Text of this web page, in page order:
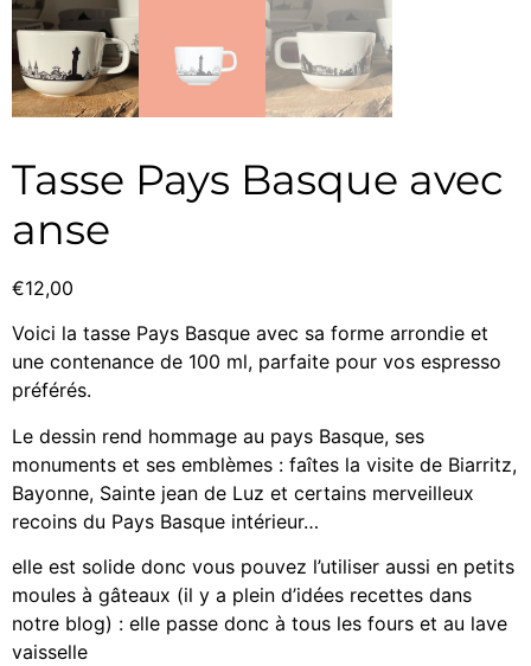
Tasse Pays Basque avec
anse
€12,00
Voici la tasse Pays Basque avec sa forme arrondie et
une contenance de 100 ml, parfaite pour vos espresso
préférés.
Le dessin rend hommage au pays Basque, ses
monuments et ses emblèmes : faîtes la visite de Biarritz,
Bayonne, Sainte jean de Luz et certains merveilleux
recoins du Pays Basque intérieur…
elle est solide donc vous pouvez l’utiliser aussi en petits
moules à gâteaux (il y a plein d’idées recettes dans
notre blog) : elle passe donc à tous les fours et au lave
vaisselle